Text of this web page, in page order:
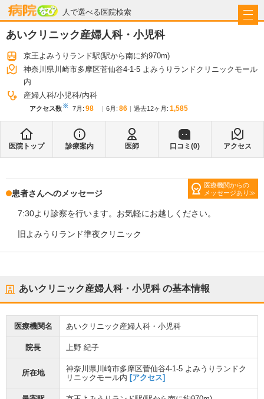
人で選べる医院検索
病院なび
あいクリニック産婦人科・小児科
京王よみうりランド駅(駅から南に約970m)
神奈川県川崎市多摩区菅仙谷4-1-5 よみうりランドクリニックモール
内
産婦人科 小児科 内科
アクセス数※ 7月 : 98 6月 : 86 過去12ヶ月: 1,585
医院トップ 診療案内 医師 口コミ(0) アクセス
医療機関からの
メッセージあり
患者さんへのメッセージ
7:30より診察を行います。お気軽にお越しください。
旧よみうりランド準夜クリニック
あいクリニック産婦人科・小児科の基本情報
医療機関名 あいクリニック産婦人科・小児科
院長 上野 紀子
所在地
神奈川県川崎市多摩区菅仙谷4-1-5 よみうりランドク
リニックモール内 [アクセス]